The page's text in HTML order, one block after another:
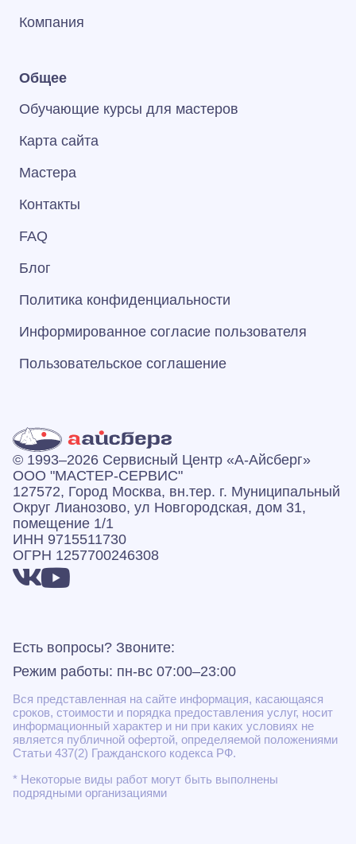
Компания
Общее
Обучающие курсы для мастеров
Карта сайта
Мастера
Контакты
FAQ
Блог
Политика конфиденциальности
Информированное согласие пользователя
Пользовательское соглашение
© 1993–2026 Сервисный Центр «А‑Айсберг»
ООО "МАСТЕР-СЕРВИС"
127572, Город Москва, вн.тер. г. Муниципальный
Округ Лианозово, ул Новгородская, дом 31,
помещение 1/1
ИНН 9715511730
ОГРН 1257700246308
Есть вопросы? Звоните:
Режим работы: пн-вс 07:00–23:00
Вся представленная на сайте информация, касающаяся
сроков, стоимости и порядка предоставления услуг, носит
информационный характер и ни при каких условиях не
является публичной офертой, определяемой положениями
Статьи 437(2) Гражданского кодекса РФ.
* Некоторые виды работ могут быть выполнены
подрядными организациями